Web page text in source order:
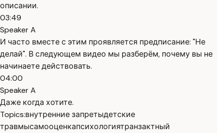
описании.
03:49
Speaker A
И часто вместе с этим проявляется предписание: "Не
делай". В следующем видео мы разберём, почему вы не
начинаете действовать.
04:00
Speaker A
Даже когда хотите.
Topics:внутренние запретыдетские
травмысамооценкапсихологиятранзактный